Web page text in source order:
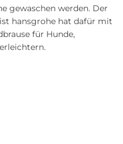
gewaschen werden. Der
hansgrohe hat dafür mit
für Hunde,